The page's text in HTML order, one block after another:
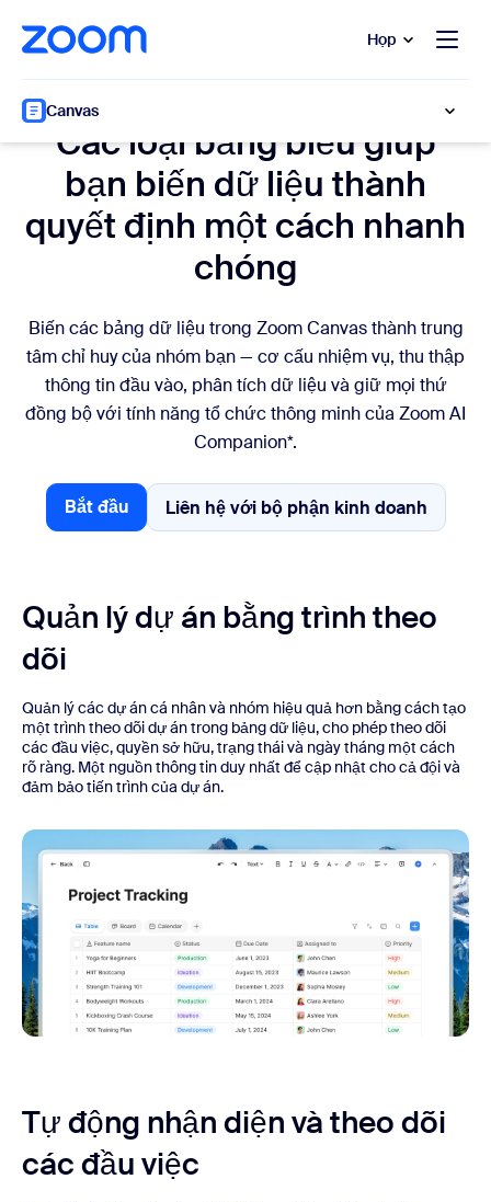
đến nội dung chính
trò chuyện trợ giúp Họp
Canvas
Các loại bảng biểu giúp
bạn biến dữ liệu thành
quyết định một cách nhanh
chóng
Biến các bảng dữ liệu trong Zoom Canvas thành trung
tâm chỉ huy của nhóm bạn — cơ cấu nhiệm vụ, thu thập
thông tin đầu vào, phân tích dữ liệu và giữ mọi thứ
đồng bộ với tính năng tổ chức thông minh của Zoom AI
Companion*.
Bắt đầu
Bắt đầu
Liên hệ với bộ phận kinh doanh
Liên hệ với bộ phận
Quản lý dự án bằng trình theo
dõi
Quản lý các dự án cá nhân và nhóm hiệu quả hơn bằng cách tạo
một trình theo dõi dự án trong bảng dữ liệu, cho phép theo dõi
các đầu việc, quyền sở hữu, trạng thái và ngày tháng một cách
rõ ràng. Một nguồn thông tin duy nhất để cập nhật cho cả đội và
đảm bảo tiến trình của dự án.
Tự động nhận diện và theo dõi
các đầu việc